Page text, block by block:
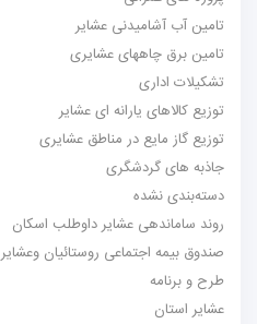
تامین آب آشامیدنی عشایر
تامین برق چاههای عشایری
تشکیلات اداری
توزیع کالاهای یارانه ای عشایر
توزیع گاز مایع در مناطق عشایری
جاذبه های گردشگری
دسته‌بندی نشده
روند ساماندهی عشایر داوطلب اسکان
صندوق بیمه اجتماعی روستائیان وعشایر
طرح و برنامه
عشایر استان